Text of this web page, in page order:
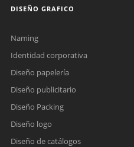
DISEÑO GRAFICO
Naming
Identidad corporativa
Diseño papelería
Diseño publicitario
Diseño Packing
Diseño logo
Diseño de catálogos